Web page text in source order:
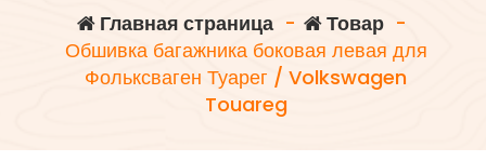
Главная страница- Товар-
Обшивка багажника боковая левая для
Фольксваген Туарег / Volkswagen
Touareg